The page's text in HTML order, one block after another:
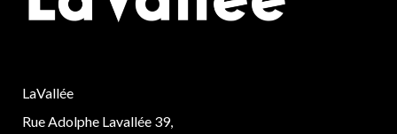
LaVallée
Rue Adolphe Lavallée 39,